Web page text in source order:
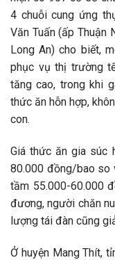
4 chuỗi cung ứng
Văn Tuấn (ấp Thuận
Long An) cho biết,
phục vụ thị trường
tăng cao, trong khi
thức ăn hỗn hợp,
con.
Giá thức ăn gia súc
80.000 đồng/bao so
tầm 55.000-60.000
đương, người chăn
lượng tái đàn cũng
Ở huyện Mang Thít,